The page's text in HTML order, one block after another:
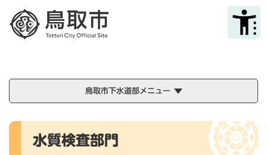
メニューを飛ばして本文へ
鳥取市下水道部メニュー
本
水質検査部門